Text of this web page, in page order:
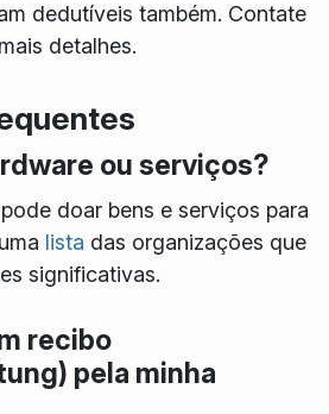
dedutíveis também. Contate
detalhes.
ou serviços?
doar bens e serviços para
lista das organizações que
significativas.
recibo
pela minha